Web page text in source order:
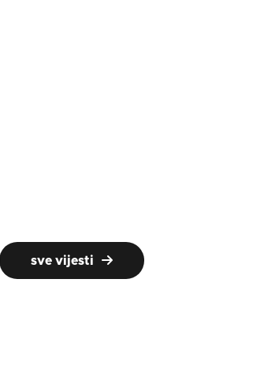
sve vijesti